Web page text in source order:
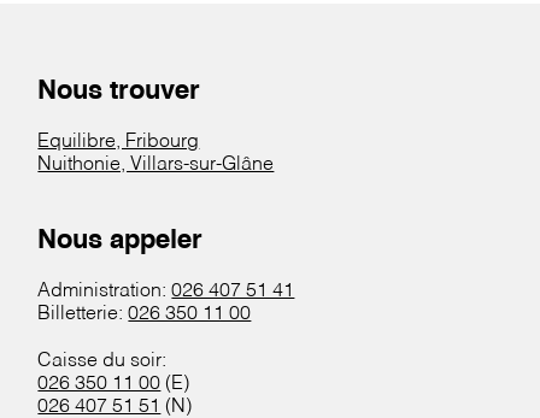
Nous trouver
Equilibre, Fribourg
Nuithonie, Villars-sur-Glâne
Nous appeler
Administration:026 407 51 41
Billetterie:026 350 11 00
Caisse du soir:
026 350 11 00 (E)
026 407 51 51 (N)